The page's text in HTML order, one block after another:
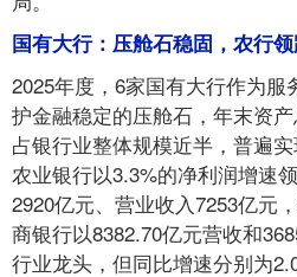
国有大行：压舱石稳固，农行
2025年度，6家国有大行作为
护金融稳定的压舱石，年末资
占银行业整体规模近半，普遍实
农业银行以3.3%的净利润增速
2920亿元、营业收入7253亿元
商银行以8382.70亿元营收和
行业龙头，但同比增速分别为